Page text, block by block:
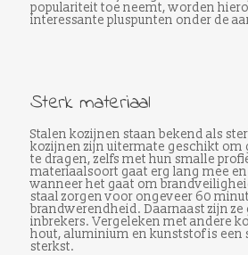
populariteit toe neemt, worden
interessante pluspunten onder de
Sterk materiaal
Stalen kozijnen staan bekend als
kozijnen zijn uitermate geschikt om
te dragen, zelfs met hun smalle
materiaalsoort gaat erg lang mee
wanneer het gaat om
staal zorgen voor ongeveer 60
brandwerendheid. Daarnaast zijn
inbrekers. Vergeleken met andere
hout, aluminium en kunststof is een
sterkst.